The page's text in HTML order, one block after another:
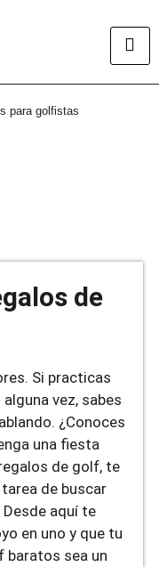
para golfistas
de
Si practicas
vez, sabes
¿Conoces
una fiesta
de golf, te
de buscar
aquí te
en uno y que tu
baratos sea un